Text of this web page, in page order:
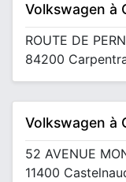
Volkswagen à
ROUTE DE
84200
Volkswagen à
52 AVENUE
11400